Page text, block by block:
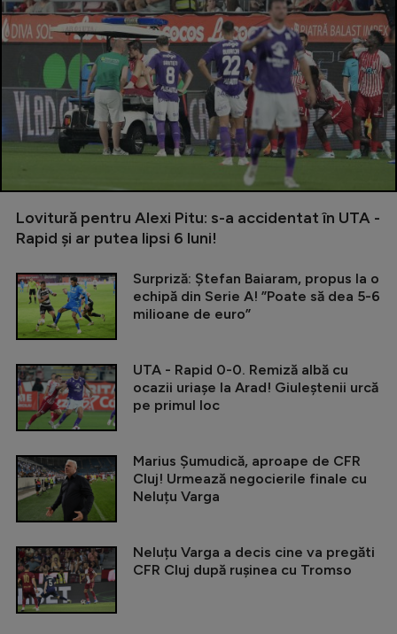
Lovitură pentru Alexi Pitu: s-a accidentat în UTA -
Rapid și ar putea lipsi 6 luni!
Surpriză: Ștefan Baiaram, propus la o
echipă din Serie A! ”Poate să dea 5-6
milioane de euro”
UTA - Rapid 0-0. Remiză albă cu
ocazii uriașe la Arad! Giuleștenii urcă
pe primul loc
Marius Șumudică, aproape de CFR
Cluj! Urmează negocierile finale cu
Neluțu Varga
Neluțu Varga a decis cine va pregăti
CFR Cluj după rușinea cu Tromso